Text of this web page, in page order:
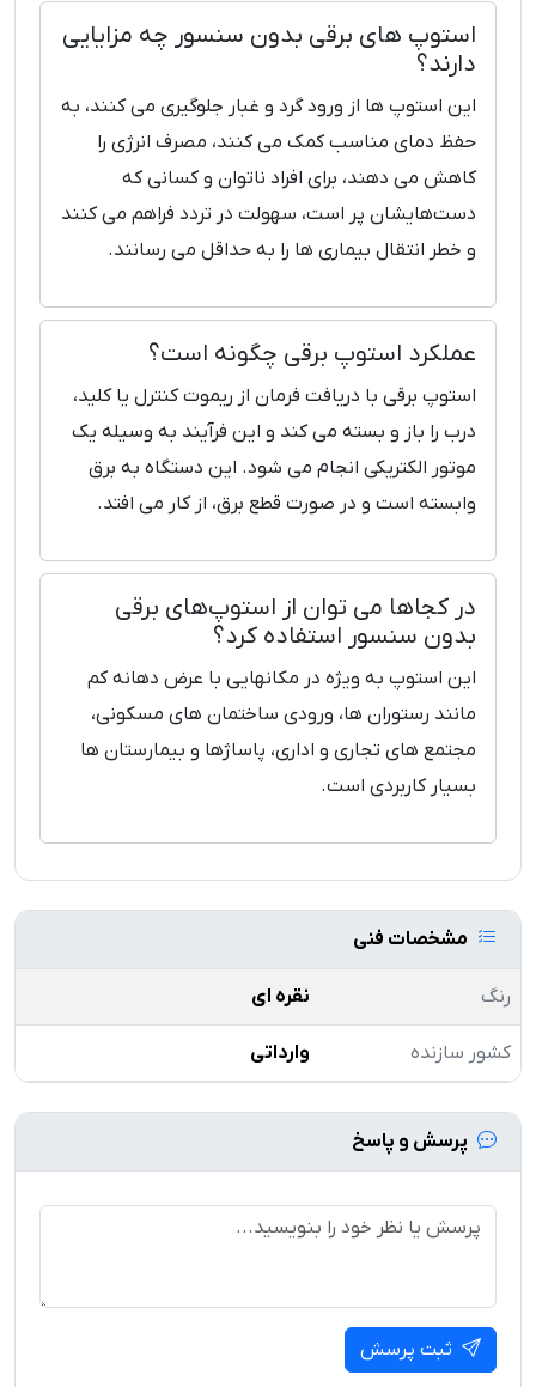
استوپ‌ های برقی بدون سنسور چه مزایایی
دارند؟
این استوپ‌ ها از ورود گرد و غبار جلوگیری می ‌کنند، به
حفظ دمای مناسب کمک می ‌کنند، مصرف انرژی را
کاهش می ‌دهند، برای افراد ناتوان و کسانی که
دست‌هایشان پر است، سهولت در تردد فراهم می ‌کنند
و خطر انتقال بیماری ‌ها را به حداقل می ‌رسانند.
عملکرد استوپ برقی چگونه است؟
استوپ برقی با دریافت فرمان از ریموت کنترل یا کلید،
درب را باز و بسته می ‌کند و این فرآیند به وسیله یک
موتور الکتریکی انجام می ‌شود. این دستگاه به برق
وابسته است و در صورت قطع برق، از کار می‌ افتد.
در کجاها می ‌توان از استوپ‌های برقی
بدون سنسور استفاده کرد؟
این استوپ‌ به ویژه در مکانهایی با عرض دهانه کم
مانند رستوران‌ ها، ورودی ساختمان‌ های مسکونی،
مجتمع‌ های تجاری و اداری، پاساژها و بیمارستان‌ ها
بسیار کاربردی است.
مشخصات فنی
رنگ نقره ای
کشور سازنده وارداتی
پرسش و پاسخ
ثبت پرسش